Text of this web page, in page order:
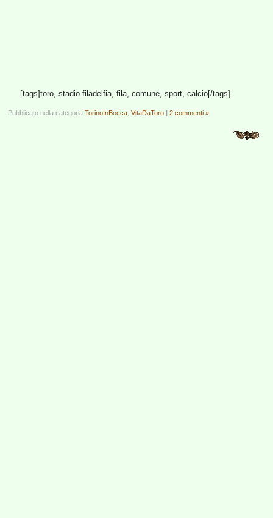
[tags]toro, stadio filadelfia, fila, comune, sport, calcio[/tags]
Pubblicato nella categoria TorinoInBocca VitaDaToro | 2 commenti »